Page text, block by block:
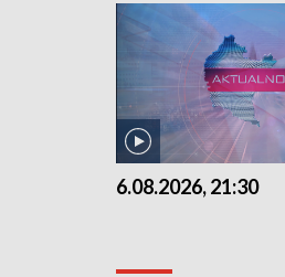
6.08.2026, 21:30